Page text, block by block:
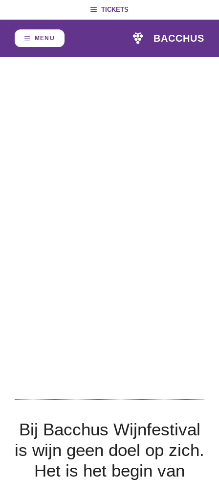
to
content
TICKETS
BACCHUS
MENU
Bij Bacchus Wijnfestival
is wijn geen doel op zich.
Het is het begin van